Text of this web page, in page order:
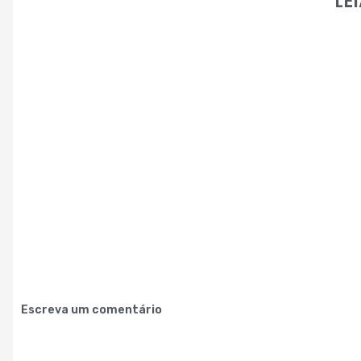
Escreva um comentário